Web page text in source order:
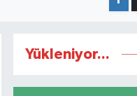
Yükleniyor...